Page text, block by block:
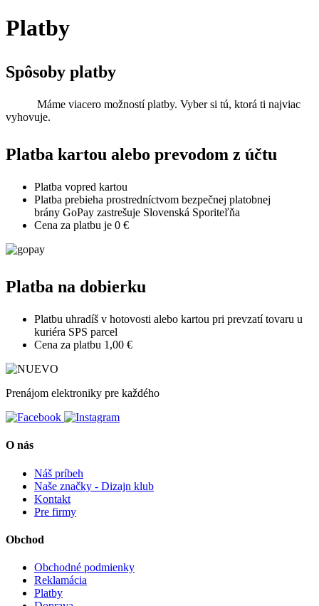
Platby
Spôsoby platby
Máme viacero možností platby. Vyber si tú, ktorá ti najviac
vyhovuje.
Platba kartou alebo prevodom z účtu
Platba vopred kartou
Platba prebieha prostredníctvom bezpečnej platobnej
brány GoPay zastrešuje Slovenská Sporiteľňa
Cena za platbu je 0 €
Platba na dobierku
Platbu uhradíš v hotovosti alebo kartou pri prevzatí tovaru u
kuriéra SPS parcel
Cena za platbu 1,00 €
Prenájom elektroniky pre každého
O nás
Náš príbeh
Naše značky - Dizajn klub
Kontakt
Pre firmy
Obchod
Obchodné podmienky
Reklamácia
Platby